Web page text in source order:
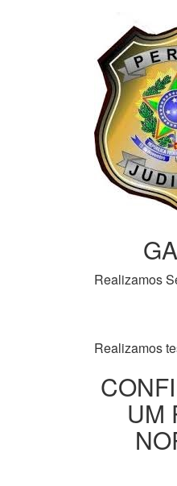
Realizamos
Realizamos
UM